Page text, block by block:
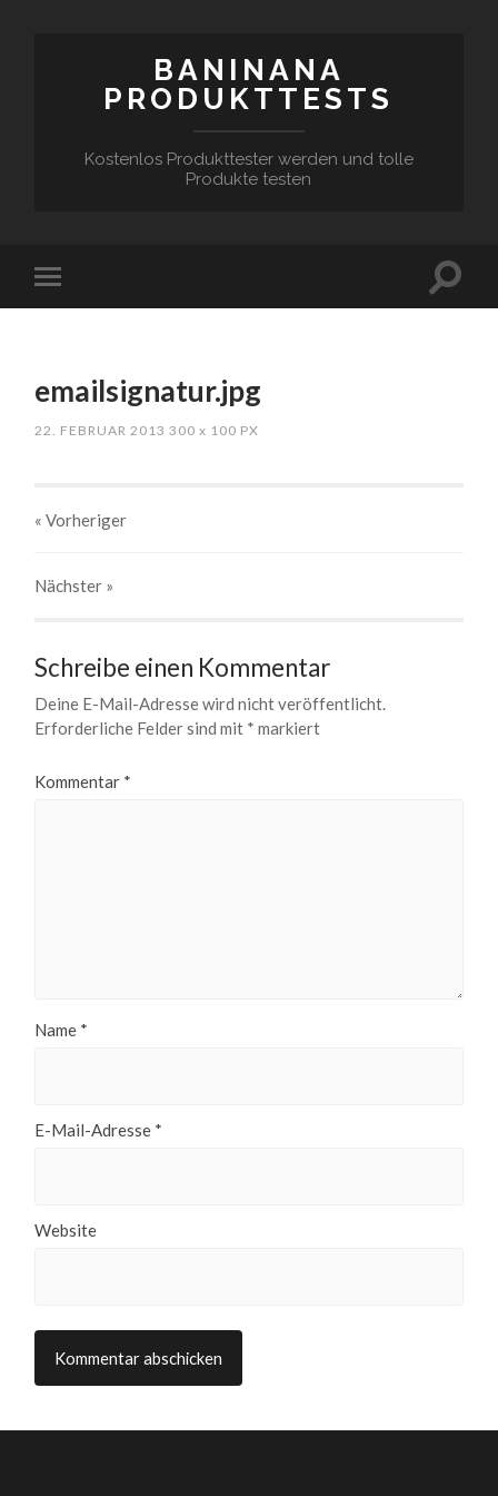
BANINANA
PRODUKTTESTS
Kostenlos Produkttester werden und tolle
Produkte testen
emailsignatur.jpg
22. FEBRUAR 2013 300x 100 PX
« Vorheriger
Nächster »
Schreibe einen Kommentar
Deine E-Mail-Adresse wird nicht veröffentlicht.
Erforderliche Felder sind mit * markiert
Kommentar *
Name *
E-Mail-Adresse *
Website